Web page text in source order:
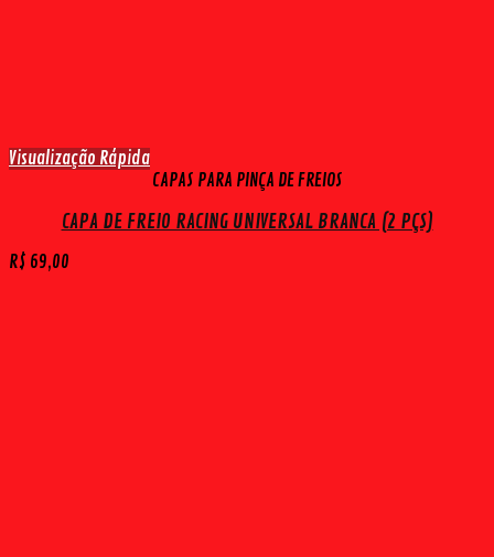
Visualização Rápida
CAPAS PARA PINÇA DE FREIOS
CAPA DE FREIO RACING UNIVERSAL BRANCA (2 PÇS)
R$ 69,00